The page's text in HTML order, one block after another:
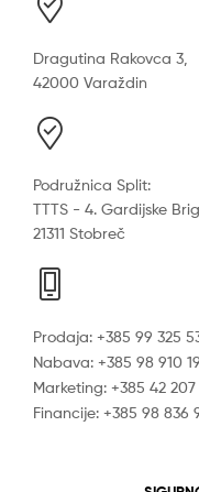
Dragutina Rakovca 3,
42000 Varaždin
Podružnica Split:
TTTS - 4. Gardijske
21311 Stobreč
Prodaja: +385 99 325
Nabava: +385 98 910
Marketing: +385 42 207
Financije: +385 98 836